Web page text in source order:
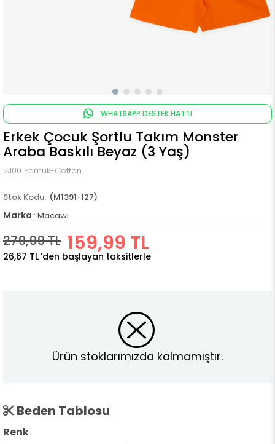
WHATSAPP DESTEK HATTI
Erkek Çocuk Şortlu Takım Monster
Araba Baskılı Beyaz (3 Yaş)
%100 Pamuk-Cotton
(M1391-127)
Marka : Macawı
279,99 TL 159,99 TL
26,67 TL 'den başlayan taksitlerle
Ürün stoklarımızda kalmamıştır.
Beden Tablosu
Renk